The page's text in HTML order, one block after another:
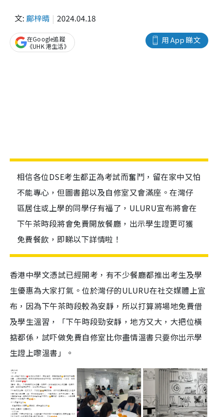
文: 鄺梓晴 2024.04.18
用 App 睇文
在Google追蹤
《UHK 港生活》
相信各位DSE考生都正為考試而奮鬥，留在家中又怕
不能專心，但圖書館以及自修室又會滿座。在灣仔
區居住或上學的同學仔有福了，ULURU宣布將會在
下午茶時段將會免費開放餐廳，出示學生證更可獲
免費餐飲，即睇以下詳情啦！
香港中學文憑試已經開考，有不少餐廳都推出考生及學
生優惠為大家打氣。位於灣仔的ULURU在社交媒體上宣
布，因為下午茶時段較為安靜，所以打算將場地免費借
及學生溫習，「下午時段勁安靜，地方又大，大把位橫
掂都係，試吓做免費自修室比你盡情溫書只要你出示學
生證上嚟溫書」。